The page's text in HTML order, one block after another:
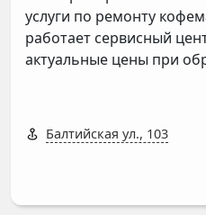
услуги по ремонту
работает сервисный
актуальные цены при
Балтийская ул., 103